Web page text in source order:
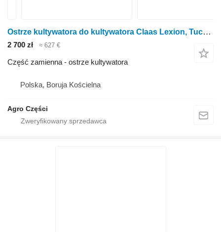
Ostrze kultywatora do kultywatora Claas Lexion, Tucano
2 700 zł ≈ 627 €
Część zamienna - ostrze kultywatora
Polska, Boruja Kościelna
Agro Części